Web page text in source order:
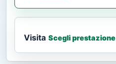
Visita Scegli prestazione